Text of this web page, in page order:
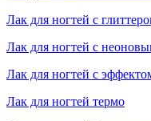
Лак для ногтей с
Лак для ногтей с
Лак для ногтей с
Лак для ногтей термо